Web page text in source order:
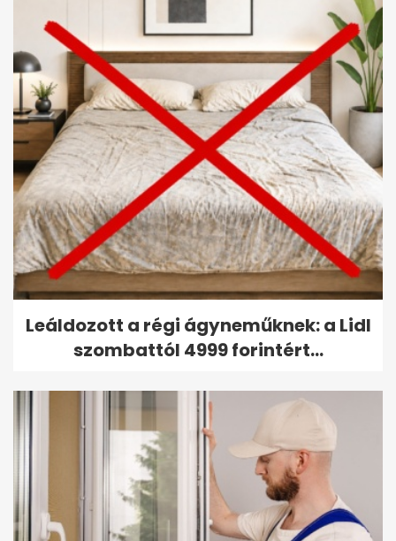
Leáldozott a régi ágyneműknek: a Lidl
szombattól 4999 forintért...